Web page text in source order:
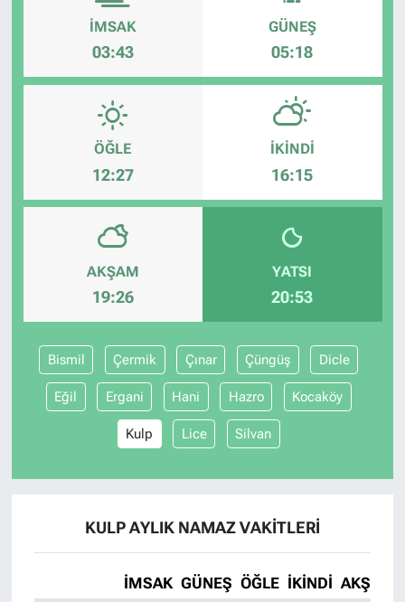
İMSAK
03:43
GÜNEŞ
05:18
ÖĞLE
12:27
İKINDI
16:15
AKŞAM
19:26
YATSI
20:53
Bismil Çermik Çınar Çüngüş Dicle
Eğil Ergani Hani Hazro Kocaköy
Kulp Lice Silvan
KULP AYLIK NAMAZ VAKITLERI
İMSAK GÜNEŞ ÖĞLE İKINDI AKŞAM